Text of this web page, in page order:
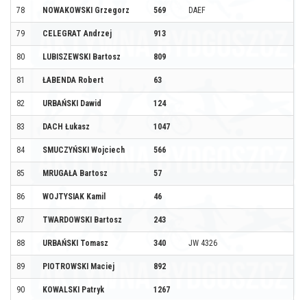
78 NOWAKOWSKI Grzegorz 569 DAEF
79 CELEGRAT Andrzej 913
80 LUBISZEWSKI Bartosz 809
81 ŁABENDA Robert 63
82 URBAŃSKI Dawid 124
83 DACH Łukasz 1047
84 SMUCZYŃSKI Wojciech 566
85 MRUGAŁA Bartosz 57
86 WOJTYSIAK Kamil 46
87 TWARDOWSKI Bartosz 243
88 URBAŃSKI Tomasz 340 JW 4326
89 PIOTROWSKI Maciej 892
90 KOWALSKI Patryk 1267